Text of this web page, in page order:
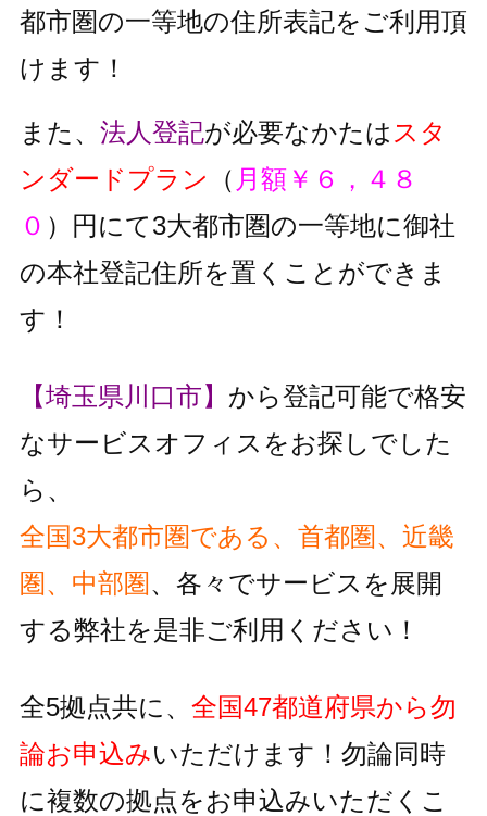
都市圏の一等地の住所表記をご利用頂
けます！
また、 法人登記が必要なかたは スタ
ンダードプラン
（ 月額￥６，４８
０ ）円にて3大都市圏の一等地に御社
の本社登記住所を置くことができま
す！
【埼玉県川口市】 から登記可能で格安
なサービスオフィスをお探しでした
ら、
全国3大都市圏である、首都圏、近畿
圏、中部圏、各々でサービスを 展開
する弊社を是非ご利用ください！
全5拠点共に、 全国47都道府県から勿
論お申込みいただけます！ 勿論同時
に複数の拠点をお申込みいただくこ